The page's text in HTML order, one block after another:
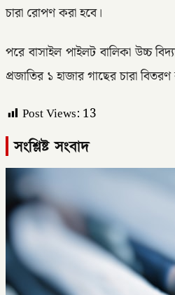
চারা রোপণ করা হবে।
পরে বাসাইল পাইলট বালিকা উচ্চ
প্রজাতির ১ হাজার গাছের চারা
Post Views: 13
সংশ্লিষ্ট সংবাদ